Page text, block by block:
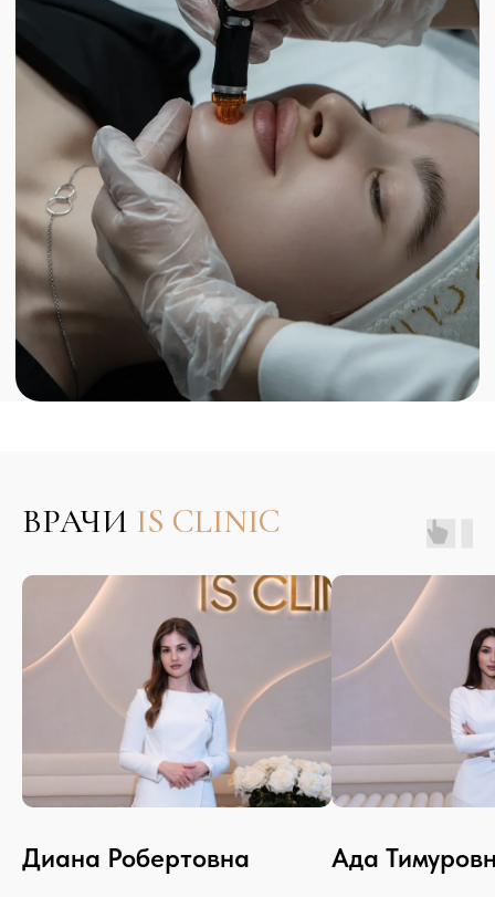
ВРАЧИ IS CLINIC
Диана Робертовна Ада
FAQ ПО
НЕОДИМОВОМУ
ОМОЛОЖЕНИЮ
FOTONA SP DYNAMIS
(ФОТОНА ЭС-ПИ
ДАЙНАМИС)
АППАРАТЫ